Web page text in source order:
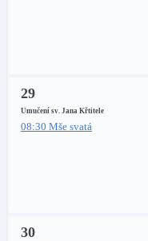
29
Umučení sv. Jana Křtitele
08:30 Mše svatá
30